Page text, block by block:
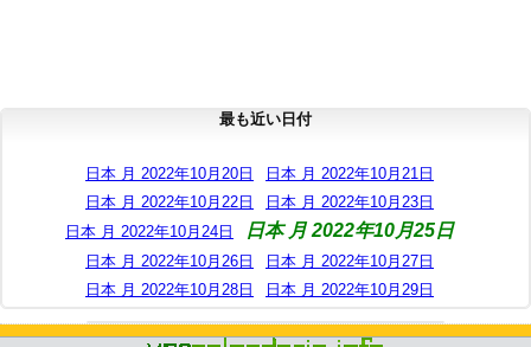
最も近い日付
日本 月 2022年10月20日
日本 月 2022年10月21日
日本 月 2022年10月22日
日本 月 2022年10月23日
日本 月 2022年10月24日
日本 月 2022年10月25日
日本 月 2022年10月26日
日本 月 2022年10月27日
日本 月 2022年10月28日
日本 月 2022年10月29日